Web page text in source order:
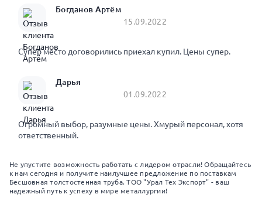
Богданов Артём
15.09.2022
Супер место договорились приехал купил. Цены супер.
Дарья
01.09.2022
Огромный выбор, разумные цены. Хмурый персонал, хотя
ответственный.
Не упустите возможность работать с лидером отрасли! Обращайтесь
к нам сегодня и получите наилучшее предложение по поставкам
Бесшовная толстостенная труба. ТОО "Урал Тех Экспорт" - ваш
надежный путь к успеху в мире металлургии!